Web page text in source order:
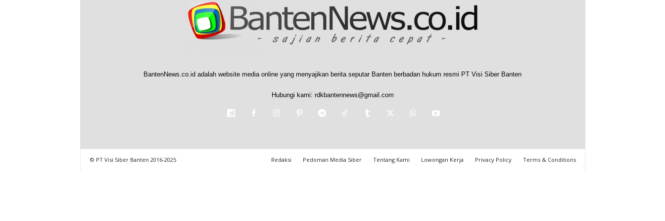
BantenNews.co.id adalah website media online yang menyajikan berita seputar Banten berbadan hukum resmi PT Visi Siber Banten
Hubungi kami: rdkbantennews@gmail.com
Redaksi Pedoman Media Siber Tentang Kami Lowongan Kerja Privacy Policy Terms & Conditions
© PT Visi Siber Banten 2016-2025